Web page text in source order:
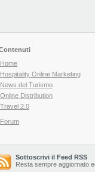
Home
Hospitality Online Marketing
News del Turismo
Online Distribution
Travel 2.0
Forum
Sottoscrivi il Feed RSS
Resta sempre aggiornato